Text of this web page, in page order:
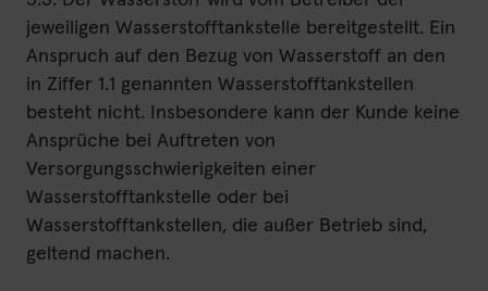
jeweiligen Wasserstofftankstelle bereitgestellt. Ein
Anspruch auf den Bezug von Wasserstoff an den
in Ziffer 1.1 genannten Wasserstofftankstellen
besteht nicht. Insbesondere kann der Kunde keine
Ansprüche bei Auftreten von
Versorgungsschwierigkeiten einer
Wasserstofftankstelle oder bei
Wasserstofftankstellen, die außer Betrieb sind,
geltend machen.